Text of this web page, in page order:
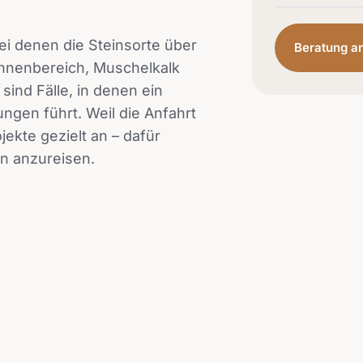
denen die Steinsorte über
Muschelkalk
Fälle, in denen ein
führt. Weil die Anfahrt
gezielt an – dafür
anzureisen.
Beratung